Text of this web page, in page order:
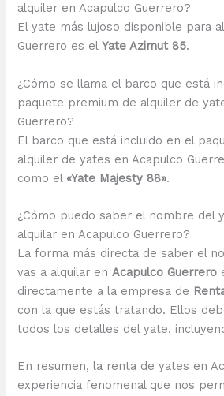
alquiler en Acapulco Guerrero?
El yate más lujoso disponible para
Guerrero es elYate Azimut 85.
¿Cómo se llama el barco que está
paquete premium de alquiler de
Guerrero?
El barco que está incluido en el
alquiler de yates en Acapulco
como el «Yate Majesty 88».
¿Cómo puedo saber el nombre del
alquilar en Acapulco Guerrero?
La forma más directa de saber el
vas a alquilar enAcapulco Guerrero
directamente a la empresa de
con la que estás tratando. Ellos
todos los detalles del yate,
En resumen, la renta de yates en
experiencia fenomenal que nos